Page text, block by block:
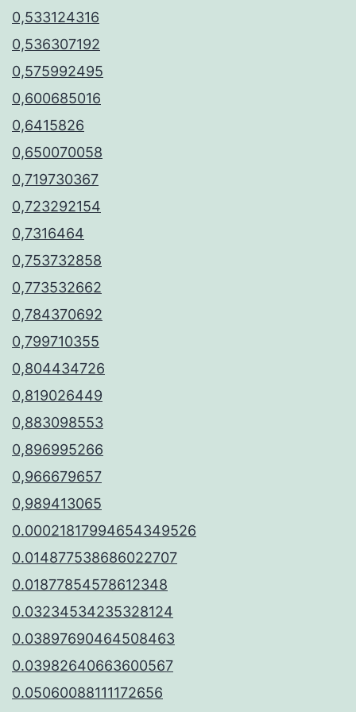
0,533124316
0,536307192
0,575992495
0,600685016
0,6415826
0,650070058
0,719730367
0,723292154
0,7316464
0,753732858
0,773532662
0,784370692
0,799710355
0,804434726
0,819026449
0,883098553
0,896995266
0,966679657
0,989413065
0.00021817994654349526
0.014877538686022707
0.01877854578612348
0.03234534235328124
0.03897690464508463
0.03982640663600567
0.05060088111172656